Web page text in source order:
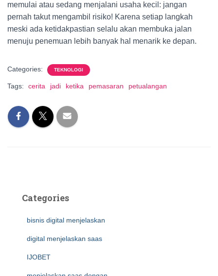
memulai atau sedang menjalani usaha kecil: jangan
pernah takut mengambil risiko! Karena setiap langkah
meski ada ketidakpastian selalu akan membuka jalan
menuju penemuan lebih banyak hal menarik ke depan.
Categories: TEKNOLOGI
Tags: cerita jadi ketika pemasaran petualangan
Categories
bisnis digital menjelaskan
digital menjelaskan saas
IJOBET